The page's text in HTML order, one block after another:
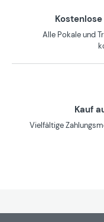
Alle Pokale und
Kauf
Vielfältige